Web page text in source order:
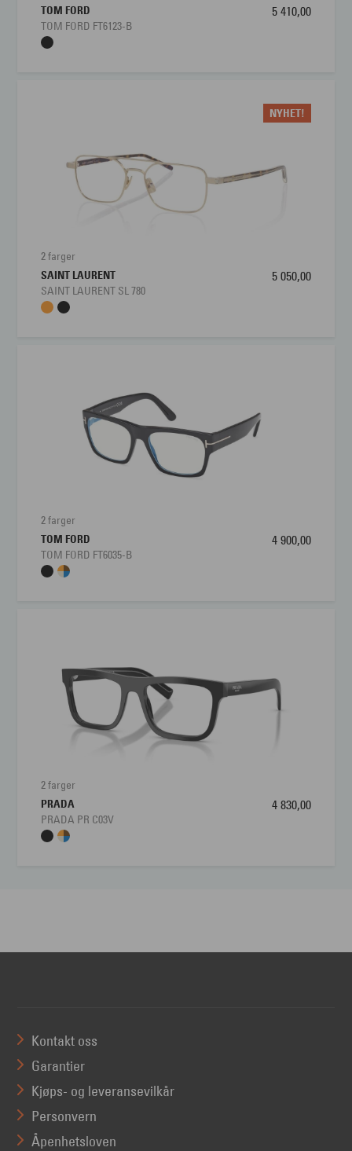
Bredde glass 57 mm
TOM FORD
TOM FORD FT6123-B
5 410,00
NYHET!
2 farger
SAINT LAURENT
SAINT LAURENT SL 780
5 050,00
2 farger
TOM FORD
TOM FORD FT6035-B
4 900,00
2 farger
PRADA
PRADA PR C03V
4 830,00
Kontakt oss
Garantier
Kjøps- og leveransevilkår
Personvern
Åpenhetsloven